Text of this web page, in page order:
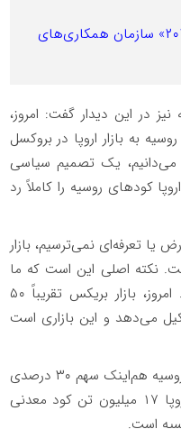
انتشار گزارش «چشم‌انداز فولاد ۲۰۲۶» سازمان همکاری‌های
در این دیدار گفت: امروز،
به بازار اروپا در بروکسل
یک تصمیم سیاسی
کودهای روسیه را کاملاً رد
یا تعرفه‌ای نمی‌ترسیم، بازار
نکته اصلی این است که ما
به سمت بازار بریکس حرکت می‌کنیم. امروز، بازار بریکس تقریباً ۵۰
می‌دهد و این بازاری است
به گفته وی، تولیدات کودهای معدنی روسیه هم‌اینک سهم ۳۰ درصدی
در تأمین این محصول وارداتی دارد؛ اروپا ۱۷ میلیون تن کود معدنی